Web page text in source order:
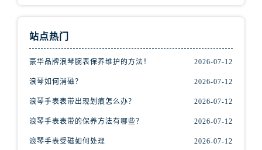
山西省临汾市尧都区解放路浪琴售后服务中心（需提前预约）
山西省太原市迎泽区迎泽街道解放路15号亨得利名表维修授权店3楼浪琴售后服务中心（需提前预约）
天津市和平区赤峰道136号天津国际金融中心26层2603室浪琴售后服务中心（需提前预约）
站点热门
豪华品牌浪琴腕表保养维护的方法！ 2026-07-12
浪琴如何消磁？ 2026-07-12
浪琴手表表带出现划痕怎么办？ 2026-07-12
浪琴手表表带的保养方法有哪些？ 2026-07-12
浪琴手表受磁如何处理 2026-07-12